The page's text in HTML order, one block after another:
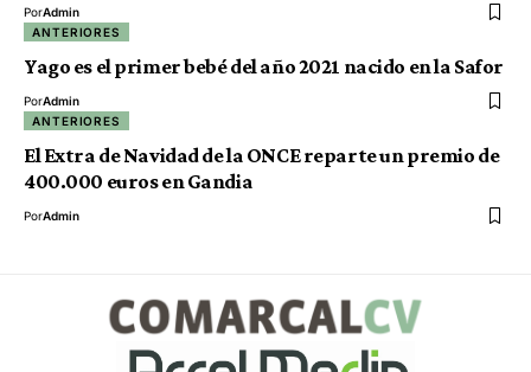
PorAdmin
ANTERIORES
Yago es el primer bebé del año 2021 nacido en la Safor
PorAdmin
ANTERIORES
El Extra de Navidad de la ONCE reparte un premio de
400.000 euros en Gandia
PorAdmin